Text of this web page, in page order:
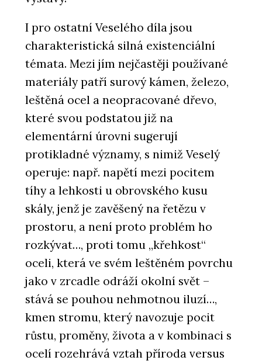
I pro ostatní Veselého díla jsou
charakteristická silná existenciální
témata. Mezi jím nejčastěji používané
materiály patří surový kámen, železo,
leštěná ocel a neopracované dřevo,
které svou podstatou již na
elementární úrovni sugerují
protikladné významy, s nimiž Veselý
operuje: např. napětí mezi pocitem
tíhy a lehkosti u obrovského kusu
skály, jenž je zavěšený na řetězu v
prostoru, a není proto problém ho
rozkývat…, proti tomu „křehkost“
oceli, která ve svém leštěném povrchu
jako v zrcadle odráží okolní svět –
stává se pouhou nehmotnou iluzí…,
kmen stromu, který navozuje pocit
růstu, proměny, života a v kombinaci s
ocelí rozehrává vztah příroda versus